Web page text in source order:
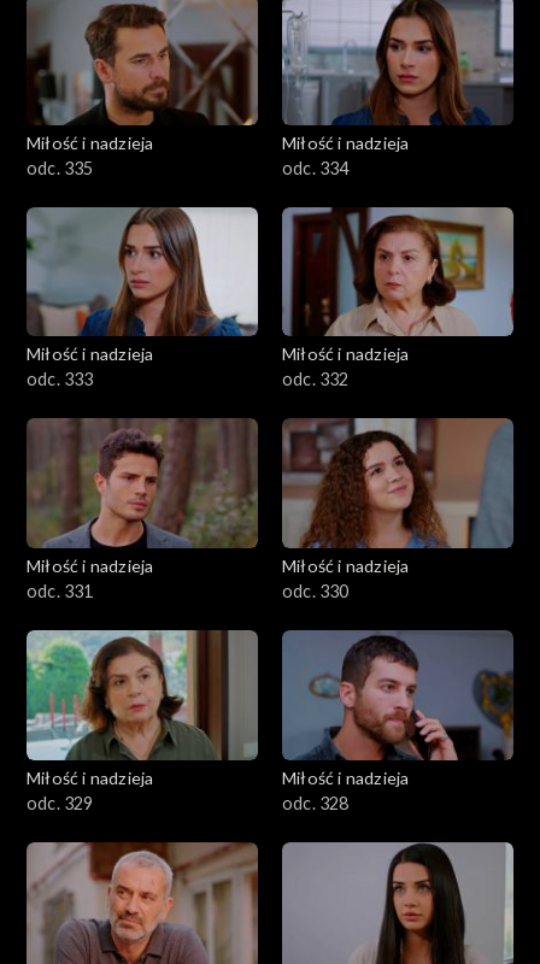
Miłość i nadzieja
odc. 335
Miłość i nadzieja
odc. 334
Miłość i nadzieja
odc. 333
Miłość i nadzieja
odc. 332
Miłość i nadzieja
odc. 331
Miłość i nadzieja
odc. 330
Miłość i nadzieja
odc. 329
Miłość i nadzieja
odc. 328